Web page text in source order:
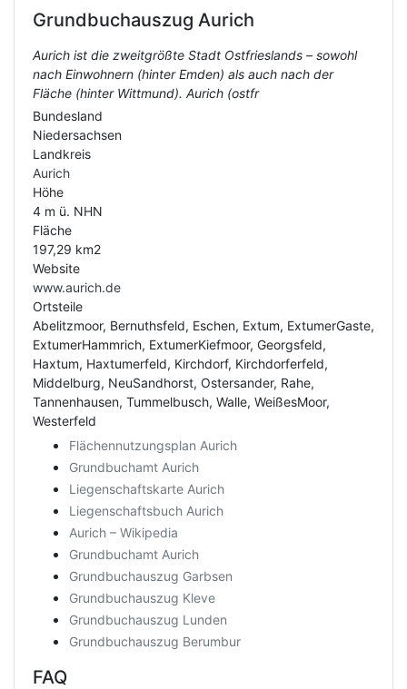
Grundbuchauszug Aurich
Aurich ist die zweitgrößte Stadt Ostfrieslands – sowohl
nach Einwohnern (hinter Emden) als auch nach der
Fläche (hinter Wittmund). Aurich (ostfr
Bundesland
Niedersachsen
Landkreis
Aurich
Höhe
4 m ü. NHN
Fläche
197,29 km2
Website
www.aurich.de
Ortsteile
Abelitzmoor, Bernuthsfeld, Eschen, Extum, ExtumerGaste,
ExtumerHammrich, ExtumerKiefmoor, Georgsfeld,
Haxtum, Haxtumerfeld, Kirchdorf, Kirchdorferfeld,
Middelburg, NeuSandhorst, Ostersander, Rahe,
Tannenhausen, Tummelbusch, Walle, WeißesMoor,
Westerfeld
Flächennutzungsplan Aurich
Grundbuchamt Aurich
Liegenschaftskarte Aurich
Liegenschaftsbuch Aurich
Aurich – Wikipedia
Grundbuchamt Aurich
Grundbuchauszug Garbsen
Grundbuchauszug Kleve
Grundbuchauszug Lunden
Grundbuchauszug Berumbur
FAQ